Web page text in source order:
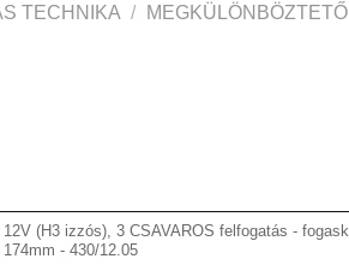
TECHNIKA /
MEGKÜLÖNBÖZTETŐ
(H3 izzós), 3 CSAVAROS felfogatás -
- 430/12.05